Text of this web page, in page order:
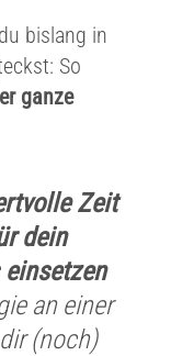
bislang in
So
ganze
Zeit
dein
an einer
(noch)